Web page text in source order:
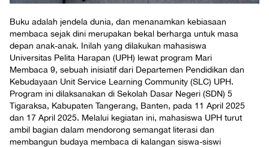
Buku adalah jendela dunia, dan menanamkan kebiasaan
membaca sejak dini merupakan bekal berharga untuk masa
depan anak-anak. Inilah yang dilakukan mahasiswa
Universitas Pelita Harapan (UPH) lewat program Mari
Membaca 9, sebuah inisiatif dari Departemen Pendidikan dan
Kebudayaan Unit Service Learning Community (SLC) UPH.
Program ini dilaksanakan di Sekolah Dasar Negeri (SDN) 5
Tigaraksa, Kabupaten Tangerang, Banten, pada 11 April 2025
dan 17 April 2025. Melalui kegiatan ini, mahasiswa UPH turut
ambil bagian dalam mendorong semangat literasi dan
membangun budaya membaca di kalangan siswa-siswi